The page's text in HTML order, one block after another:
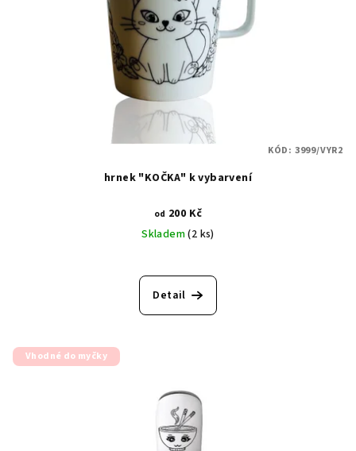
hrnek "KOČKA" k vybarvení
od 200 Kč
Skladem(2 ks)
Detail
KÓD: 3999/VYR2
Vhodné do myčky